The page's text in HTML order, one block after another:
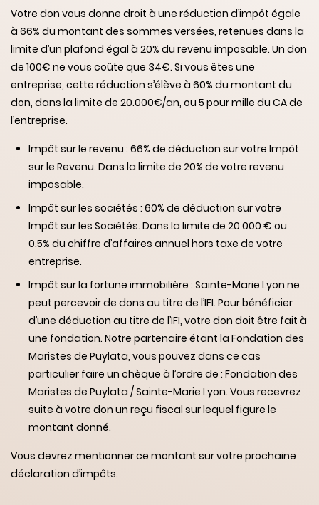
Votre don vous donne droit à une réduction d’impôt égale
à 66% du montant des sommes versées, retenues dans la
limite d’un plafond égal à 20% du revenu imposable. Un don
de 100€ ne vous coûte que 34€. Si vous êtes une
entreprise, cette réduction s’élève à 60% du montant du
don, dans la limite de 20.000€/an, ou 5 pour mille du CA de
l’entreprise.
Impôt sur le revenu : 66% de déduction sur votre Impôt
sur le Revenu. Dans la limite de 20% de votre revenu
imposable.
Impôt sur les sociétés : 60% de déduction sur votre
Impôt sur les Sociétés. Dans la limite de 20 000 € ou
0.5% du chiffre d’affaires annuel hors taxe de votre
entreprise.
Impôt sur la fortune immobilière : Sainte-Marie Lyon ne
peut percevoir de dons au titre de l’IFI. Pour bénéficier
d’une déduction au titre de l’IFI, votre don doit être fait à
une fondation. Notre partenaire étant la Fondation des
Maristes de Puylata, vous pouvez dans ce cas
particulier faire un chèque à l’ordre de : Fondation des
Maristes de Puylata / Sainte-Marie Lyon. Vous recevrez
suite à votre don un reçu fiscal sur lequel figure le
montant donné.
Vous devrez mentionner ce montant sur votre prochaine
déclaration d’impôts.